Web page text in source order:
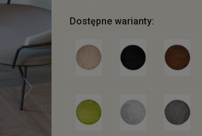
Dostępne warianty: